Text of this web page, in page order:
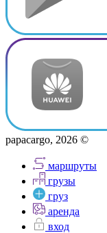
papacargo, 2026 ©
маршруты
грузы
груз
аренда
вход